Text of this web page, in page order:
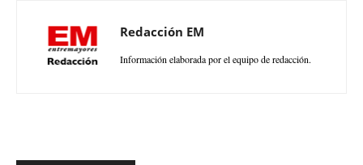
Redacción EM
Información elaborada por el equipo de redacción.